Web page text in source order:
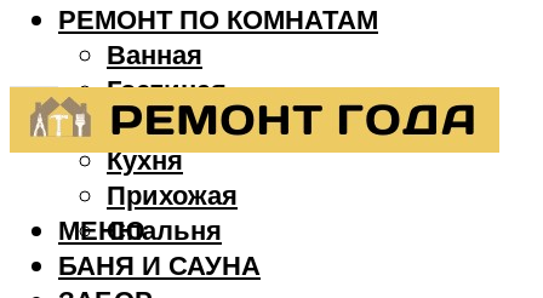
РЕМОНТ ПО КОМНАТАМ
Ванная
Гостиная
Детская
Кухня
Прихожая
Спальня
БАНЯ И САУНА
МЕНЮ